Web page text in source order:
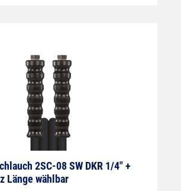
2SC-08 SW DKR 1/4" +
Länge wählbar